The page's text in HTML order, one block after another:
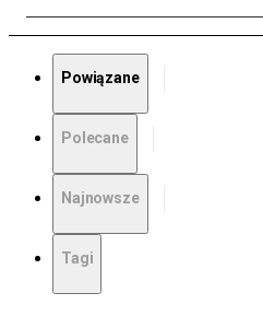
Powiązane
Polecane
Najnowsze
Tagi